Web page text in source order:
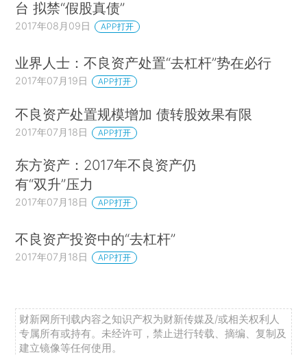
台 拟禁“假股真债”
2017年08月09日 APP打开
业界人士：不良资产处置“去杠杆”势在必行
2017年07月19日 APP打开
不良资产处置规模增加 债转股效果有限
2017年07月18日 APP打开
东方资产：2017年不良资产仍
有“双升”压力
2017年07月18日 APP打开
不良资产投资中的“去杠杆”
2017年07月18日 APP打开
财新网所刊载内容之知识产权为财新传媒及/或相关权利人
专属所有或持有。未经许可，禁止进行转载、摘编、复制及
建立镜像等任何使用。